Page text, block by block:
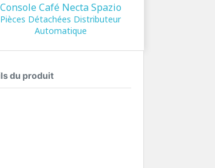
Console Café Necta Spazio
Pièces Détachées Distributeur
Automatique
du produit